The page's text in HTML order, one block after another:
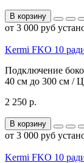
В корзину
от 3 000 руб
Kermi FKO 10
Подключение
40 см до 300 см /
2 250 р.
В корзину
от 3 000 руб
Kermi FKO 10